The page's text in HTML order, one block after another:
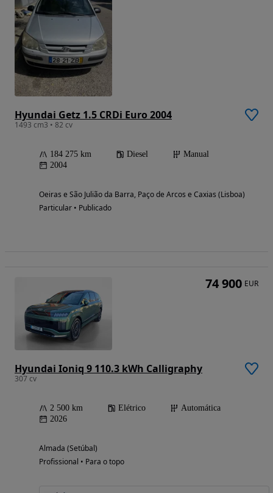
Hyundai Getz 1.5 CRDi Euro 2004
1493 cm3 • 82 cv
184 275 km Diesel
Manual
2004
Oeiras e São Julião da Barra, Paço de Arcos e Caxias (Lisboa)
Particular • Publicado
Hyundai Ioniq 9 110.3 kWh Calligraphy
307 cv
2 500 km Elétrico
Automática
2026
Almada (Setúbal)
Profissional • Para o topo
74 900 EUR